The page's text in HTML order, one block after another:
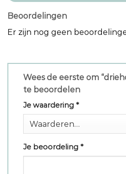
Beoordelingen
Er zijn nog geen
Wees de eerste om
te beoordelen
Je waardering *
Je beoordeling *